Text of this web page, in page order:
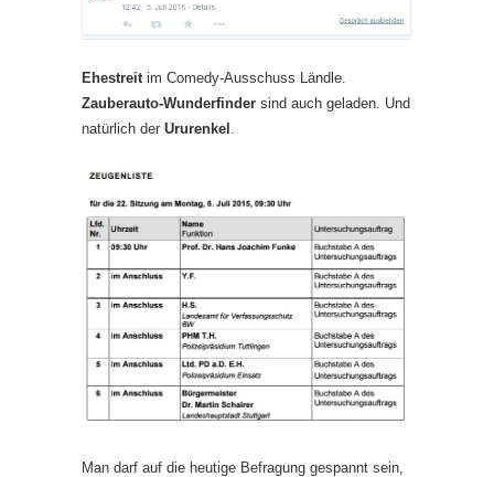
Ehestreit im Comedy-Ausschuss Ländle.
Zauberauto-Wunderfinder sind auch geladen. Und
natürlich der Ururenkel
Man darf auf die heutige Befragung gespannt sein,